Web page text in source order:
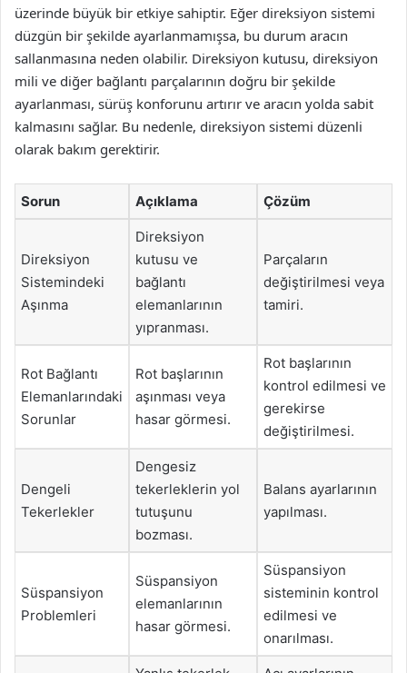
üzerinde büyük bir etkiye sahiptir. Eğer direksiyon sistemi
düzgün bir şekilde ayarlanmamışsa, bu durum aracın
sallanmasına neden olabilir. Direksiyon kutusu, direksiyon
mili ve diğer bağlantı parçalarının doğru bir şekilde
ayarlanması, sürüş konforunu artırır ve aracın yolda sabit
kalmasını sağlar. Bu nedenle, direksiyon sistemi düzenli
olarak bakım gerektirir.
Sorun Açıklama Çözüm
Direksiyon
Sistemindeki
Aşınma
Direksiyon
kutusu ve
bağlantı
elemanlarının
yıpranması.
Parçaların
değiştirilmesi veya
tamiri.
Rot Bağlantı
Elemanlarındaki
Sorunlar
Rot başlarının
aşınması veya
hasar görmesi.
Rot başlarının
kontrol edilmesi ve
gerekirse
değiştirilmesi.
Dengeli
Tekerlekler
Dengesiz
tekerleklerin yol
tutuşunu
bozması.
Balans ayarlarının
yapılması.
Süspansiyon
Problemleri
Süspansiyon
elemanlarının
hasar görmesi.
Süspansiyon
sisteminin kontrol
edilmesi ve
onarılması.